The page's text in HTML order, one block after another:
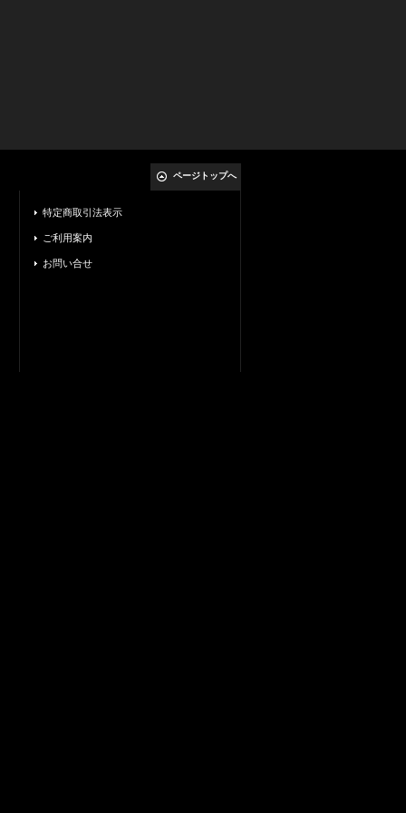
ページトップへ
特定商取引法表示
ご利用案内
お問い合せ